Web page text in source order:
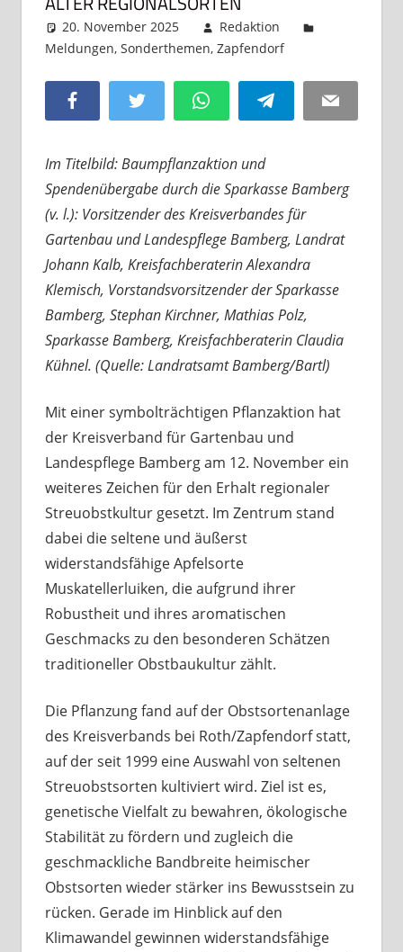
20. November 2025
Redaktion
Meldungen, Sonderthemen, Zapfendorf
hinterlassen
Facebook Twitter WhatsAppTelegram Email
Im Titelbild: Baumpflanzaktion und
Spendenübergabe durch die Sparkasse Bamberg
(v. l.): Vorsitzender des Kreisverbandes für
Gartenbau und Landespflege Bamberg, Landrat
Johann Kalb, Kreisfachberaterin Alexandra
Klemisch, Vorstandsvorsitzender der Sparkasse
Bamberg, Stephan Kirchner, Mathias Polz,
Sparkasse Bamberg, Kreisfachberaterin Claudia
Kühnel. (Quelle: Landratsamt Bamberg/Bartl)
Mit einer symbolträchtigen Pflanzaktion hat
der Kreisverband für Gartenbau und
Landespflege Bamberg am 12. November ein
weiteres Zeichen für den Erhalt regionaler
Streuobstkultur gesetzt. Im Zentrum stand
dabei die seltene und äußerst
widerstandsfähige Apfelsorte
Muskatellerluiken, die aufgrund ihrer
Robustheit und ihres aromatischen
Geschmacks zu den besonderen Schätzen
traditioneller Obstbaukultur zählt.
Die Pflanzung fand auf der Obstsortenanlage
des Kreisverbands bei Roth/Zapfendorf statt,
auf der seit 1999 eine Auswahl von seltenen
Streuobstsorten kultiviert wird. Ziel ist es,
genetische Vielfalt zu bewahren, ökologische
Stabilität zu fördern und zugleich die
geschmackliche Bandbreite heimischer
Obstsorten wieder stärker ins Bewusstsein zu
rücken. Gerade im Hinblick auf den
Klimawandel gewinnen widerstandsfähige